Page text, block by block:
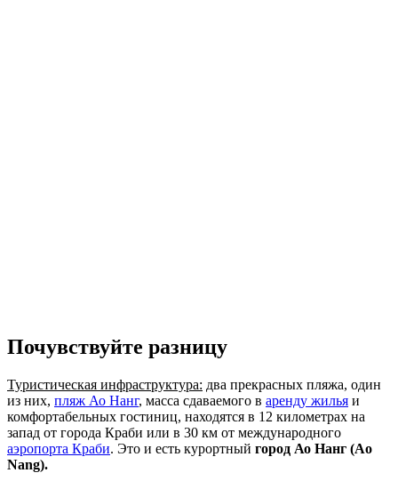
Почувствуйте разницу
Туристическая инфраструктура: два прекрасных пляжа, один
из них, пляж Ао Нанг, масса сдаваемого в аренду жилья и
комфортабельных гостиниц, находятся в 12 километрах на
запад от города Краби или в 30 км от международного
аэропорта Краби. Это и есть курортный город Ао Нанг (Ao
Nang).